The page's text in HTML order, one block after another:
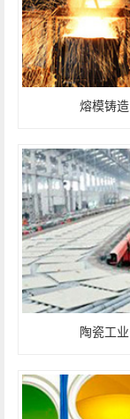
熔模铸造
陶瓷工业